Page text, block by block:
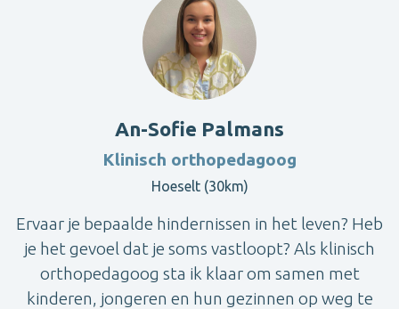
An-Sofie Palmans
Klinisch orthopedagoog
Hoeselt (30km)
Ervaar je bepaalde hindernissen in het leven? Heb
je het gevoel dat je soms vastloopt? Als klinisch
orthopedagoog sta ik klaar om samen met
kinderen, jongeren en hun gezinnen op weg te